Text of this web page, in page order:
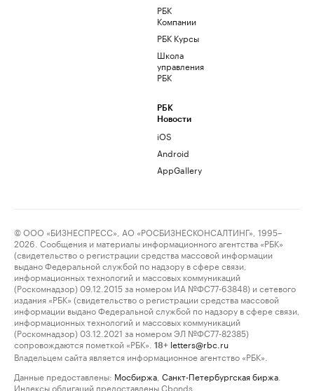
РБК
Компании
РБК Курсы
Школа
управления
РБК
РБК
Новости
iOS
Android
AppGallery
© ООО «БИЗНЕСПРЕСС», АО «РОСБИЗНЕСКОНСАЛТИНГ», 1995–
2026. Сообщения и материалы информационного агентства «РБК»
(свидетельство о регистрации средства массовой информации
выдано Федеральной службой по надзору в сфере связи,
информационных технологий и массовых коммуникаций
(Роскомнадзор) 09.12.2015 за номером ИА №ФС77-63848) и сетевого
издания «РБК» (свидетельство о регистрации средства массовой
информации выдано Федеральной службой по надзору в сфере связи,
информационных технологий и массовых коммуникаций
(Роскомнадзор) 03.12.2021 за номером ЭЛ №ФС77-82385)
сопровождаются пометкой «РБК».
18+ letters@rbc.ru
Владельцем сайта является информационное агентство «РБК».
Данные предоставлены: Мосбиржа Санкт-Петербургская биржа
Индексы облигаций предоставлены Cbonds.